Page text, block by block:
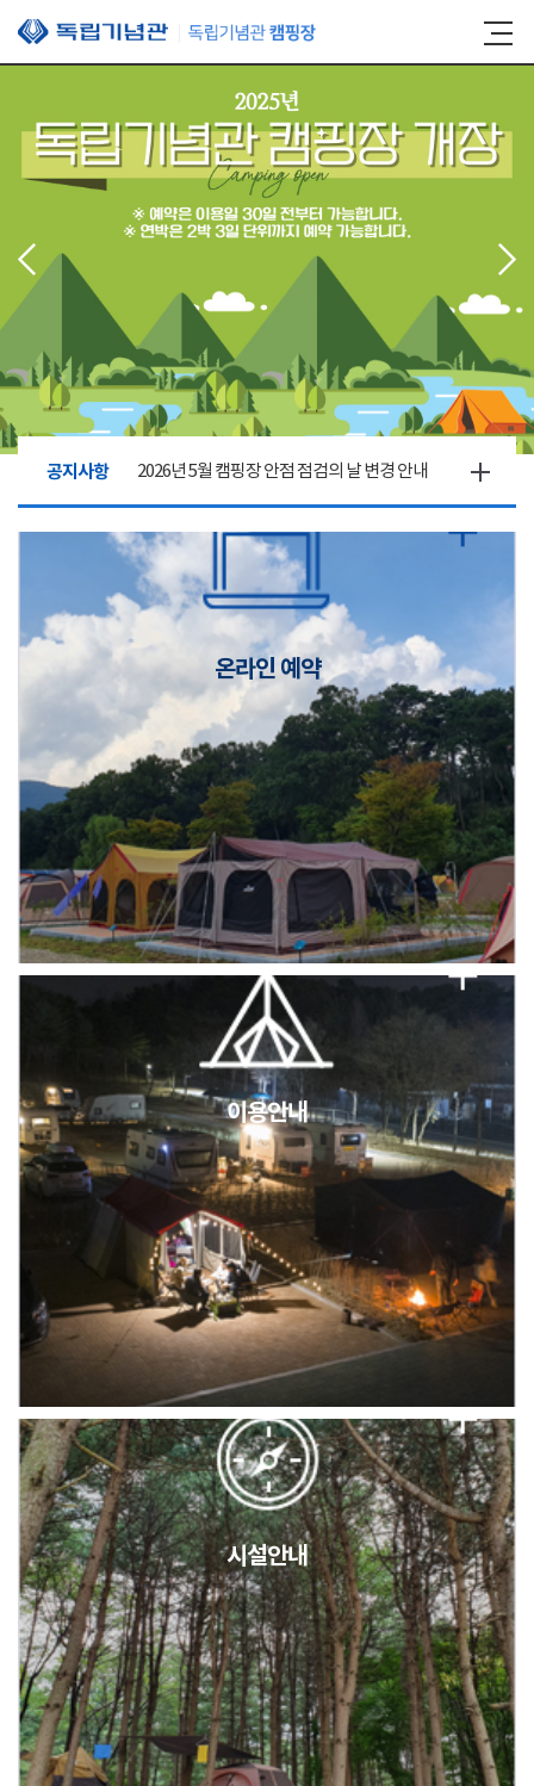
본문 바로가기
공지사항 2026년 5월 캠핑장 안점 점검의 날 변경 안내
캠핑장(9월1일~6일) 미운영 공지
2026년 5월 캠핑장 안점 점검의 날 변경 안내
캠핑장(9월1일~6일) 미운영 공지
2026년 5월 캠핑장 안점 점검의 날 변경 안내
캠핑장(9월1일~6일) 미운영 공지
2026년 5월 캠핑장 안점 점검의 날 변경 안내
캠핑장(9월1일~6일) 미운영 공지
[6/1]전산시스템 점검 및 안정화에 따른 서비스 이용 제한 안내
온라인 예약
이용안내
시설안내